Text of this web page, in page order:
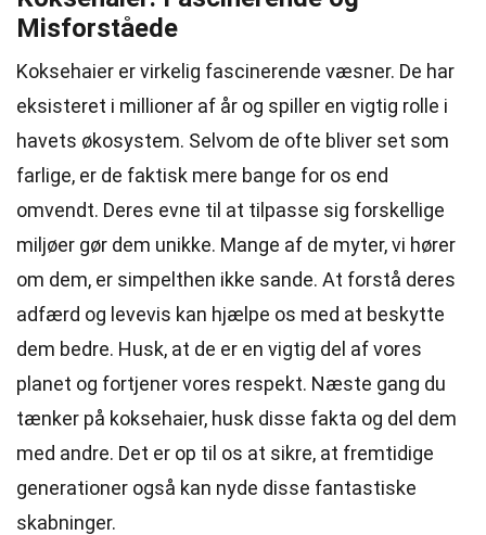
Misforståede
Koksehaier er virkelig fascinerende væsner. De har
eksisteret i millioner af år og spiller en vigtig rolle i
havets økosystem. Selvom de ofte bliver set som
farlige, er de faktisk mere bange for os end
omvendt. Deres evne til at tilpasse sig forskellige
miljøer gør dem unikke. Mange af de myter, vi hører
om dem, er simpelthen ikke sande. At forstå deres
adfærd og levevis kan hjælpe os med at beskytte
dem bedre. Husk, at de er en vigtig del af vores
planet og fortjener vores respekt. Næste gang du
tænker på koksehaier, husk disse fakta og del dem
med andre. Det er op til os at sikre, at fremtidige
generationer også kan nyde disse fantastiske
skabninger.